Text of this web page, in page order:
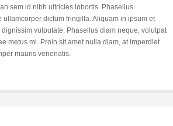
sem id nibh ultricies lobortis. Phasellus
dictum fringilla. Aliquam in ipsum et
vulputate. Phasellus diam neque, volutpat
metus mi. Proin sit amet nulla diam, at imperdiet
mauris venenatis.